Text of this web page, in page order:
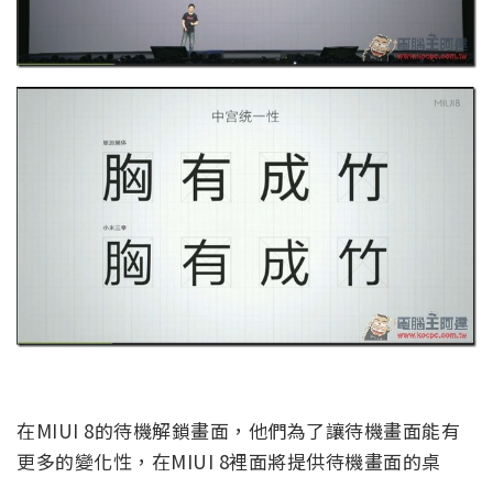
在MIUI 8的待機解鎖畫面，他們為了讓待機畫面能有
更多的變化性，在MIUI 8裡面將提供待機畫面的桌